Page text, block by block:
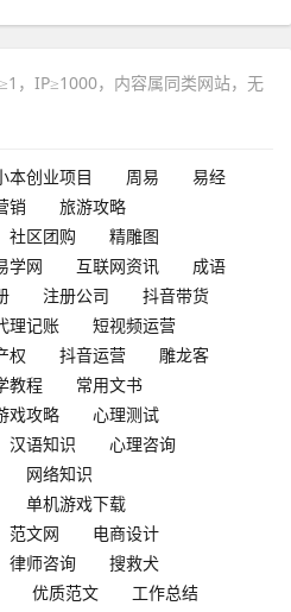
，IP≥1000，内容属同类网站，无
本创业项目 周易
易经
销
旅游攻略
社区团购
精雕图
学网 互联网资讯
成语
注册公司
抖音带货
理记账
短视频运营
权 抖音运营
雕龙客
教程
常用文书
戏攻略
心理测试
汉语知识
心理咨询
网络知识
单机游戏下载
范文网
电商设计
律师咨询
搜救犬
优质范文
工作总结